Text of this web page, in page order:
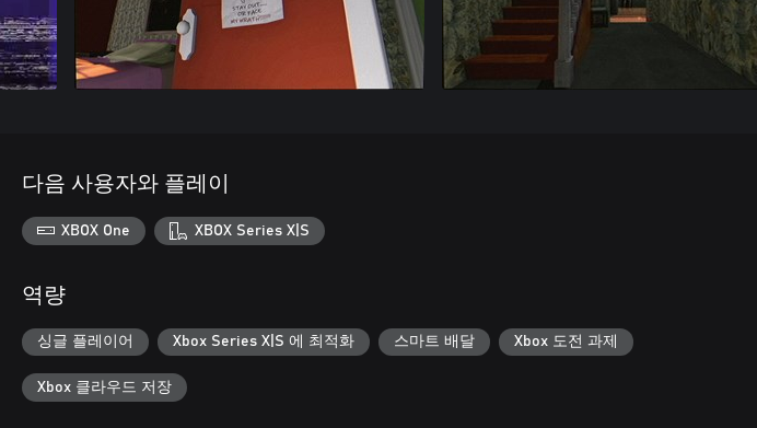
다음 사용자와 플레이
XBOX One XBOX Series X|S
역량
싱글 플레이어 Xbox Series X|S 에 최적화 스마트 배달 Xbox 도전 과제
Xbox 클라우드 저장